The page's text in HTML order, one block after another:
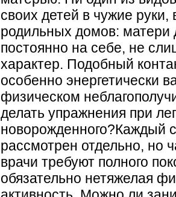
своих детей в чужие руки,
родильных домов:
постоянно на себе, не
характер. Подобный
особенно энергетически
физическом
делать упражнения при
новорожденного?Каждый
рассмотрен отдельно, но
врачи требуют полного
обязательно нетяжелая